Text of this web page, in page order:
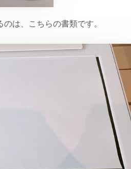
は、こちらの書類です。